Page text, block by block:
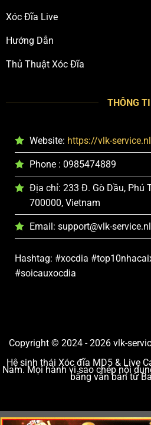
Xóc Đĩa Live
Hướng Dẫn
Thủ Thuật Xóc Đĩa
THÔNG
Website: https://vlk-
Phone : 0985474889
Địa chỉ: 233 Đ. Gò Dầu, Phú
700000, Vietnam
Email: support@vlk-service.nl
Hashtag: #xocdia
#soicauxocdia
Copyright © 2024 - 2026 vlk-
Hệ sinh thái Xóc đĩa MD5 & Live
Nam. Mọi hành vi sao chép nội
bằng văn bản từ